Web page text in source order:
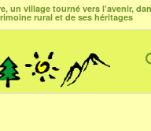
un village tourné vers l’avenir,
rural et de ses héritages